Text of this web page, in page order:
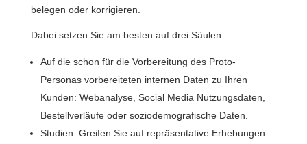
belegen oder korrigieren.
Dabei setzen Sie am besten auf drei Säulen:
Auf die schon für die Vorbereitung des Proto-
Personas vorbereiteten internen Daten zu Ihren
Kunden: Webanalyse, Social Media Nutzungsdaten,
Bestellverläufe oder soziodemografische Daten.
Studien: Greifen Sie auf repräsentative Erhebungen